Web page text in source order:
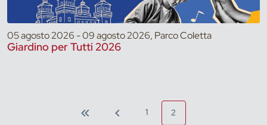
05 agosto 2026 - 09 agosto 2026, Parco Coletta
Giardino per Tutti 2026
1 2